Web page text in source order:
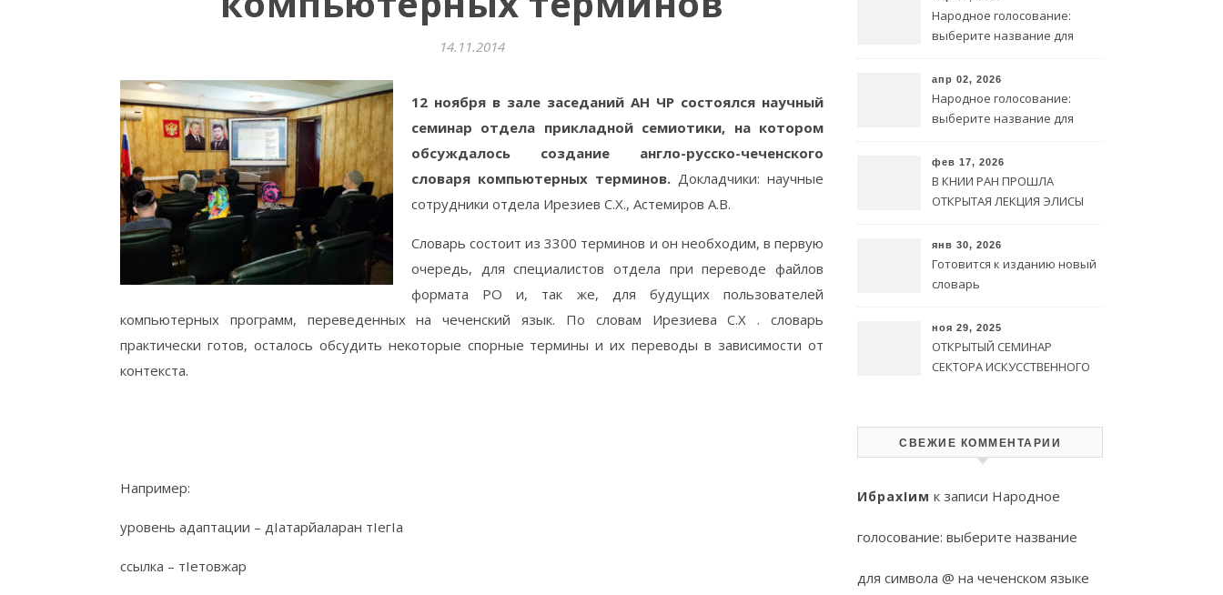
14.11.2014
12 ноября в зале заседаний АН ЧР состоялся научный
семинар отдела прикладной семиотики, на котором
обсуждалось создание англо-русско-чеченского
словаря компьютерных терминов. Докладчики: научные
сотрудники отдела Ирезиев С.Х., Астемиров А.В.
Словарь состоит из 3300 терминов и он необходим, в первую
очередь, для специалистов отдела при переводе файлов
формата PO и, так же, для будущих пользователей
компьютерных программ, переведенных на чеченский язык. По словам Ирезиева С.Х . словарь
практически готов, осталось обсудить некоторые спорные термины и их переводы в зависимости от
контекста.
Например:
уровень адаптации – дIатарйаларан тIегIа
ссылка – тIетовжар
Народное голосование:
выберите название для
языке
апр 02, 2026
Народное голосование:
выберите название для
языке
фев 17, 2026
В КНИИ РАН ПРОШЛА
ОТКРЫТАЯ ЛЕКЦИЯ ЭЛИСЫ
янв 30, 2026
Готовится к изданию новый
словарь
ноя 29, 2025
ОТКРЫТЫЙ СЕМИНАР
СЕКТОРА ИСКУССТВЕННОГО
СВЕЖИЕ КОММЕНТАРИИ
ИбрахIим к записи Народное
голосование: выберите название
для символа @ на чеченском языке